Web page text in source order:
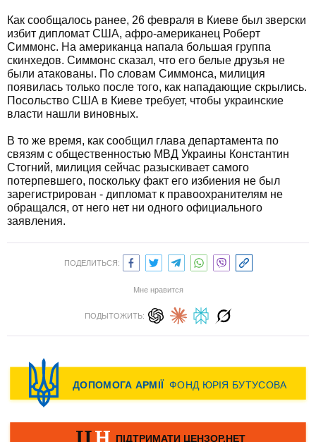
Как сообщалось ранее, 26 февраля в Киеве был зверски
избит дипломат США, афро-американец Роберт
Симмонс. На американца напала большая группа
скинхедов. Симмонс сказал, что его белые друзья не
были атакованы. По словам Симмонса, милиция
появилась только после того, как нападающие скрылись.
Посольство США в Киеве требует, чтобы украинские
власти нашли виновных.
В то же время, как сообщил глава департамента по
связям с общественностью МВД Украины Константин
Стогний, милиция сейчас разыскивает самого
потерпевшего, поскольку факт его избиения не был
зарегистрирован - дипломат к правоохранителям не
обращался, от него нет ни одного официального
заявления.
ПОДЕЛИТЬСЯ:
Мне нравится
ПОДЫТОЖИТЬ: